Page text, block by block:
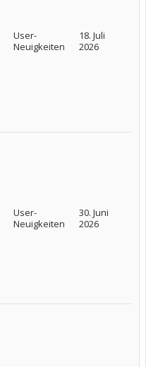
User-
Neuigkeiten
18. Juli
2026
User-
Neuigkeiten
30. Juni
2026